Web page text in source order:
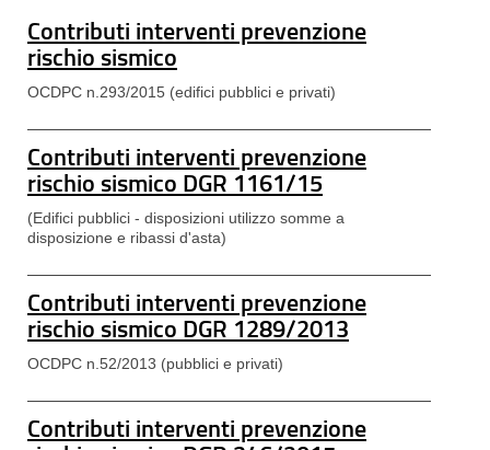
Contributi interventi prevenzione
rischio sismico
OCDPC n.293/2015 (edifici pubblici e privati)
Contributi interventi prevenzione
rischio sismico DGR 1161/15
(Edifici pubblici - disposizioni utilizzo somme a
disposizione e ribassi d'asta)
Contributi interventi prevenzione
rischio sismico DGR 1289/2013
OCDPC n.52/2013 (pubblici e privati)
Contributi interventi prevenzione